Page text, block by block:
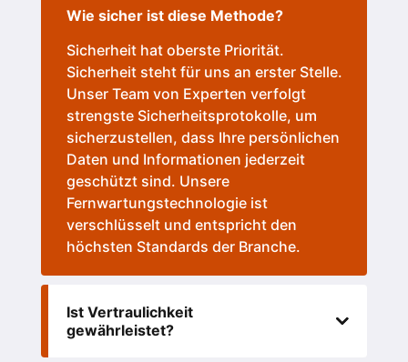
Wie sicher ist diese Methode?
Sicherheit hat oberste Priorität.
Sicherheit steht für uns an erster Stelle.
Unser Team von Experten verfolgt
strengste Sicherheitsprotokolle, um
sicherzustellen, dass Ihre persönlichen
Daten und Informationen jederzeit
geschützt sind. Unsere
Fernwartungstechnologie ist
verschlüsselt und entspricht den
höchsten Standards der Branche.
Ist Vertraulichkeit
gewährleistet?